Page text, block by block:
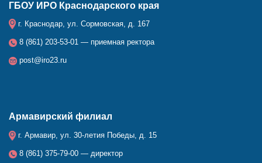
ГБОУ ИРО Краснодарского края
г. Краснодар, ул. Сормовская, д. 167
8 (861) 203-53-01 — приемная ректора
post@iro23.ru
Армавирский филиал
г. Армавир, ул. 30-летия Победы, д. 15
8 (861) 375-79-00 — директор